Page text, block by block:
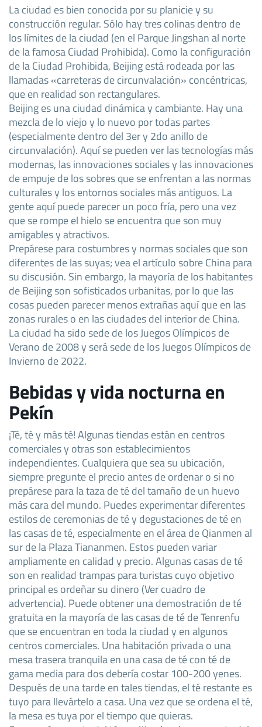
La ciudad es bien conocida por su planicie y su
construcción regular. Sólo hay tres colinas dentro de
los límites de la ciudad (en el Parque Jingshan al norte
de la famosa Ciudad Prohibida). Como la configuración
de la Ciudad Prohibida, Beijing está rodeada por las
llamadas «carreteras de circunvalación» concéntricas,
que en realidad son rectangulares.
Beijing es una ciudad dinámica y cambiante. Hay una
mezcla de lo viejo y lo nuevo por todas partes
(especialmente dentro del 3er y 2do anillo de
circunvalación). Aquí se pueden ver las tecnologías más
modernas, las innovaciones sociales y las innovaciones
de empuje de los sobres que se enfrentan a las normas
culturales y los entornos sociales más antiguos. La
gente aquí puede parecer un poco fría, pero una vez
que se rompe el hielo se encuentra que son muy
amigables y atractivos.
Prepárese para costumbres y normas sociales que son
diferentes de las suyas; vea el artículo sobre China para
su discusión. Sin embargo, la mayoría de los habitantes
de Beijing son sofisticados urbanitas, por lo que las
cosas pueden parecer menos extrañas aquí que en las
zonas rurales o en las ciudades del interior de China.
La ciudad ha sido sede de los Juegos Olímpicos de
Verano de 2008 y será sede de los Juegos Olímpicos de
Invierno de 2022.
Bebidas y vida nocturna en
Pekín
¡Té, té y más té! Algunas tiendas están en centros
comerciales y otras son establecimientos
independientes. Cualquiera que sea su ubicación,
siempre pregunte el precio antes de ordenar o si no
prepárese para la taza de té del tamaño de un huevo
más cara del mundo. Puedes experimentar diferentes
estilos de ceremonias de té y degustaciones de té en
las casas de té, especialmente en el área de Qianmen al
sur de la Plaza Tiananmen. Estos pueden variar
ampliamente en calidad y precio. Algunas casas de té
son en realidad trampas para turistas cuyo objetivo
principal es ordeñar su dinero (Ver cuadro de
advertencia). Puede obtener una demostración de té
gratuita en la mayoría de las casas de té de Tenrenfu
que se encuentran en toda la ciudad y en algunos
centros comerciales. Una habitación privada o una
mesa trasera tranquila en una casa de té con té de
gama media para dos debería costar 100-200 yenes.
Después de una tarde en tales tiendas, el té restante es
tuyo para llevártelo a casa. Una vez que se ordena el té,
la mesa es tuya por el tiempo que quieras.